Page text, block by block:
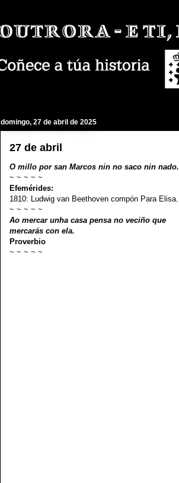
domingo, 27 de abril de 2025
27 de abril
O millo por san Marcos nin no saco nin nado.
~ ~ ~ ~ ~
Efemérides:
1810: Ludwig van Beethoven compón Para Elisa.
~ ~ ~ ~ ~
Ao mercar unha casa pensa no veciño que
mercarás con ela.
Proverbio
~ ~ ~ ~ ~